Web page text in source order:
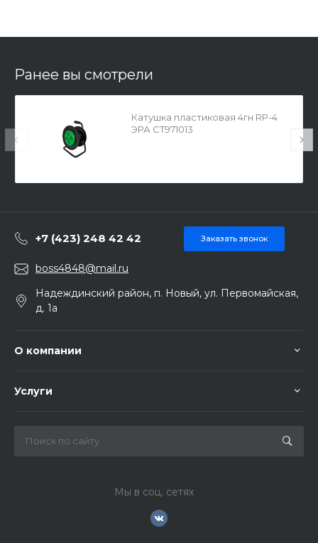
Ранее вы смотрели
Катушка пластиковая 4гн RP-4
ЭРА СТ971013
+7 (423) 248 42 42 Заказать звонок
boss4848@mail.ru
Надеждинский район, п. Новый, ул. Первомайская,
д. 1а
О компании
Услуги
Мы в соц. сетях